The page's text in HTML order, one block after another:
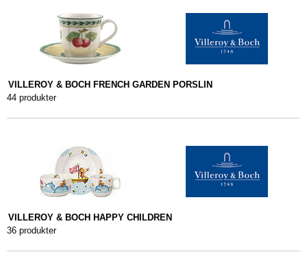
VILLEROY & BOCH FRENCH GARDEN PORSLIN
44 produkter
VILLEROY & BOCH HAPPY CHILDREN
36 produkter